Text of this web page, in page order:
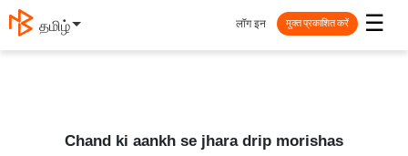
தமிழ் ☰
लॉग इन मुक्त प्रकाशित करें
Chand ki aankh se jhara drip morishas